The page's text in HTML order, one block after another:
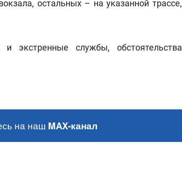
остальных – на указанной трассе,
экстренные службы, обстоятельства
на наш MAX-канал